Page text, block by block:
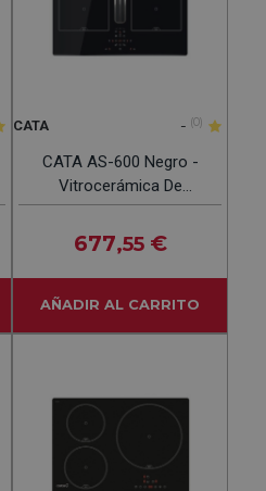
CATA - (0)
CATA AS-600 Negro -
Vitrocerámica De
Inducción + Campana
677,55 €
AÑADIR AL CARRITO